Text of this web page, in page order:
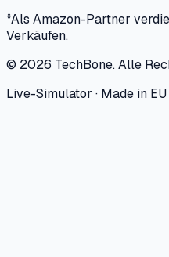
*Als Amazon-Partner
Verkäufen.
© 2026 TechBone.Alle
Live-Simulator · Made in EU